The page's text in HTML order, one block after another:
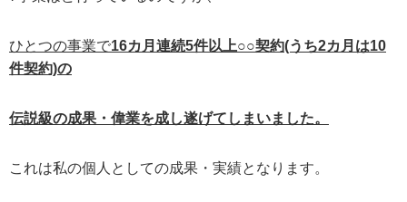
ひとつの事業で16カ月連続5件以上○○契約(うち2カ月は10
件契約)の
伝説級の成果・偉業を成し遂げてしまいました。
これは私の個人としての成果・実績となります。